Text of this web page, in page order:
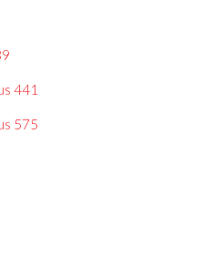
441
575